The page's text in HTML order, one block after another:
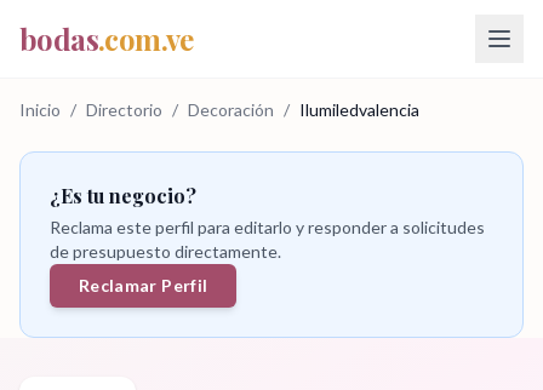
bodas.com.ve
Inicio / Directorio / Decoración / Ilumiledvalencia
¿Es tu negocio?
Reclama este perfil para editarlo y responder a solicitudes
de presupuesto directamente.
Reclamar Perfil